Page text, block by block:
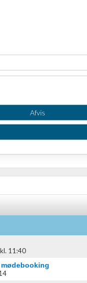
op uden at vide
et fredagsræs til 2000 -
sætter en bane op og
- 3000 kr. for
11:40
fra forskellige
Afvis